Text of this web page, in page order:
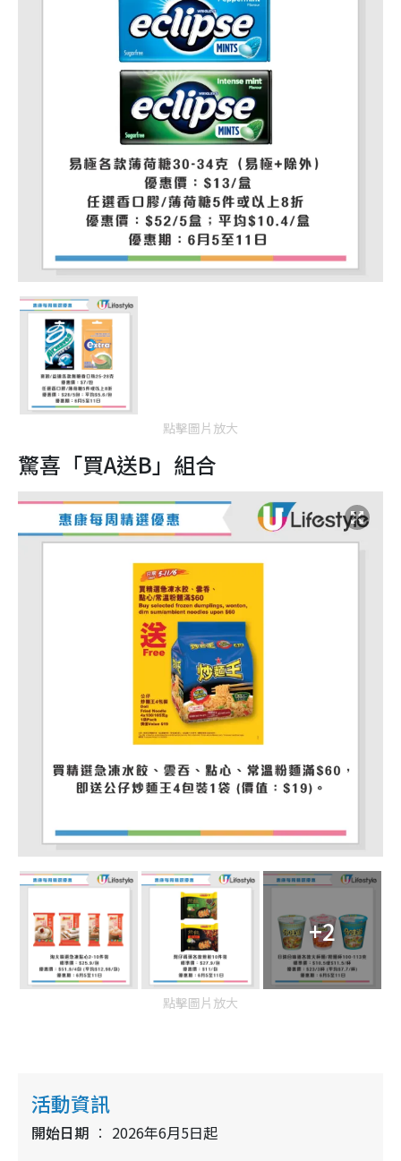
點擊圖片放大
驚喜「買A送B」組合
+2
點擊圖片放大
活動資訊
開始日期 2026年6月5日起